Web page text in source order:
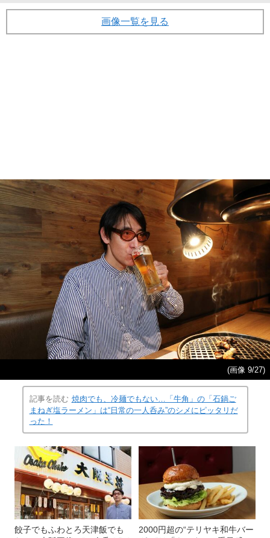
画像一覧を見る
(画像 9/27)
記事を読む 焼肉でも、冷麺でもない…「牛角」の「石鍋ご
まねぎ塩ラーメン」は“日常の一人呑み”のシメにピッタリだ
った！
餃子でもふわとろ天津飯でも
2000円超の“テリヤキ和牛バー